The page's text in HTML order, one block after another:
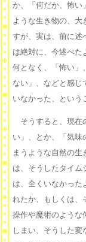
か、「何だか、怖い
ような生き物の、大
すが、実は、前に述
は絶対に、今述べた
何となく、「怖い」
ない」、などと感じ
いなかった、という
そうすると、現在
い」、とか、「気味
まうような自然の
は、そうしたタイム
は、全くいなかった
れたか、もしくは、
操作や魔術のような
しまい、そうした